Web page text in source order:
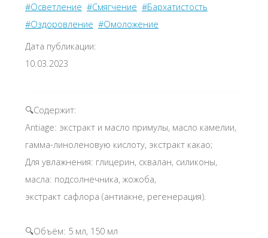
#Осветление #Смягчение #Бархатистость
#Оздоровление #Омоложение
Дата публикации:
10.03.2023
🔍Содержит:
Antiage: экстракт и масло примулы, масло камелии,
гамма-линоленовую кислоту, экстракт какао;
Для увлажнения: глицерин, сквалан, силиконы,
масла: подсолнечника, жожоба,
экстракт сафлора (антиакне, регенерация).
🔍Объём: 5 мл, 150 мл